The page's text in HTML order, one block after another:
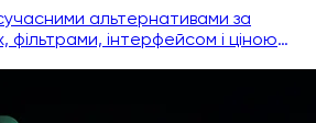
сучасними альтернативами за
фільтрами, інтерфейсом і ціною